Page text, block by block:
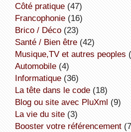
côté pratique(47)
Francophonie(16)
Brico / Déco(23)
Santé / Bien être(42)
Musique,TV et autres peoples
Automobile(4)
informatique(36)
la tête dans le code(18)
Blog ou site avec PluXml (9)
la vie du site(3)
booster votre référencement